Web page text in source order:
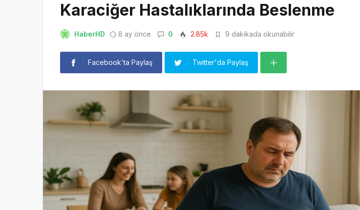
Karaciğer Hastalıklarında Beslenme
HaberHD 8 ay önce 0 2.85k 9 dakikada okunabilir
Facebook'ta Paylaş Twitter'da Paylaş